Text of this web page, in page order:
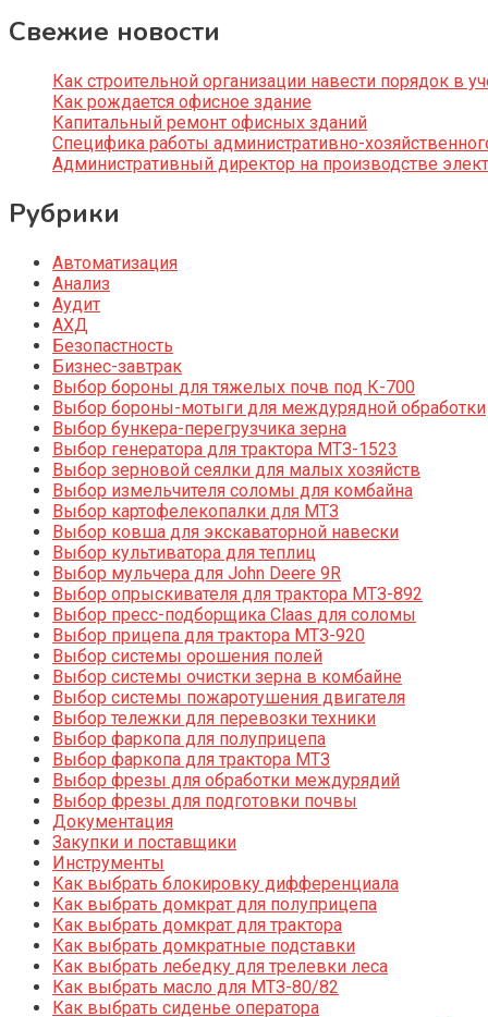
Свежие новости
Как строительной организации навести порядок в
Как рождается офисное здание
Капитальный ремонт офисных зданий
Специфика работы административно-
Административный директор на производстве
Рубрики
Автоматизация
Анализ
Аудит
АХД
Безопастность
Бизнес-завтрак
Выбор бороны для тяжелых почв под К-700
Выбор бороны-мотыги для междурядной обработки
Выбор бункера-перегрузчика зерна
Выбор генератора для трактора МТЗ-1523
Выбор зерновой сеялки для малых хозяйств
Выбор измельчителя соломы для комбайна
Выбор картофелекопалки для МТЗ
Выбор ковша для экскаваторной навески
Выбор культиватора для теплиц
Выбор мульчера для John Deere 9R
Выбор опрыскивателя для трактора МТЗ-892
Выбор пресс-подборщика Claas для соломы
Выбор прицепа для трактора МТЗ-920
Выбор системы орошения полей
Выбор системы очистки зерна в комбайне
Выбор системы пожаротушения двигателя
Выбор тележки для перевозки техники
Выбор фаркопа для полуприцепа
Выбор фаркопа для трактора МТЗ
Выбор фрезы для обработки междурядий
Выбор фрезы для подготовки почвы
Документация
Закупки и поставщики
Инструменты
Как выбрать блокировку дифференциала
Как выбрать домкрат для полуприцепа
Как выбрать домкрат для трактора
Как выбрать домкратные подставки
Как выбрать лебедку для трелевки леса
Как выбрать масло для МТЗ-80/82
Как выбрать сиденье оператора